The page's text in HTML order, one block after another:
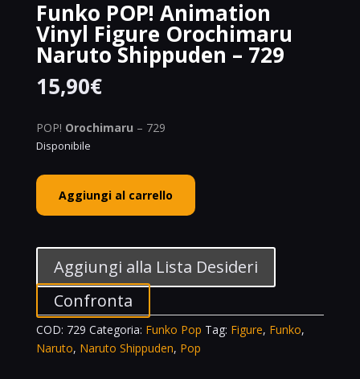
Funko POP! Animation
Vinyl Figure Orochimaru
Naruto Shippuden – 729
15,90€
POP! Orochimaru – 729
Disponibile
Funko
POP!
Animation
Orochimaru
Naruto
Shippuden
-
729
Aggiungi al carrello
Aggiungi alla Lista Desideri
Confronta
COD: 729 Categoria: Funko Pop Tag: Figure, Funko,
Naruto, Naruto Shippuden, Pop